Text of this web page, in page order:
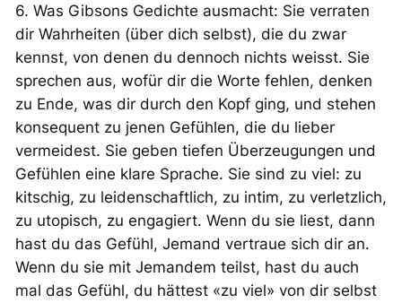
6. Was Gibsons Gedichte ausmacht: Sie verraten
dir Wahrheiten (über dich selbst), die du zwar
kennst, von denen du dennoch nichts weisst. Sie
sprechen aus, wofür dir die Worte fehlen, denken
zu Ende, was dir durch den Kopf ging, und stehen
konsequent zu jenen Gefühlen, die du lieber
vermeidest. Sie geben tiefen Überzeugungen und
Gefühlen eine klare Sprache. Sie sind zu viel: zu
kitschig, zu leidenschaftlich, zu intim, zu verletzlich,
zu utopisch, zu engagiert. Wenn du sie liest, dann
hast du das Gefühl, Jemand vertraue sich dir an.
Wenn du sie mit Jemandem teilst, hast du auch
mal das Gefühl, du hättest «zu viel» von dir selbst